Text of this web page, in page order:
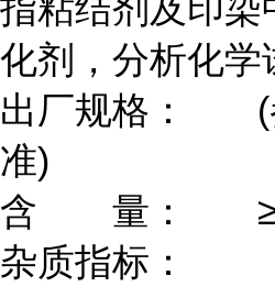
指粘结剂及印染
化剂，分析化学
出厂规格：
准)
含 量：
杂质指标：